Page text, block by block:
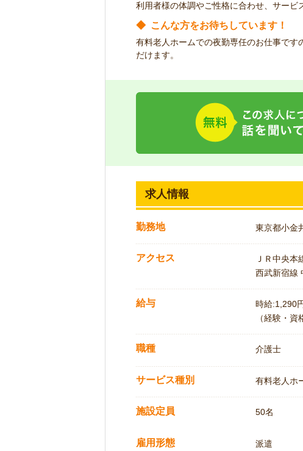
利用者様の体調やご性格に合わせ、サービ
◆ こんな方をお待ちしています！
有料老人ホームでの夜勤専任のお仕事で
だけます。
求人情報
勤務地 東京都小金
アクセス
ＪＲ中央本
西武新宿線
給与
時給:1,290
（経験・資
職種 介護士
サービス種別 有料老人ホ
施設定員 50名
雇用形態 派遣